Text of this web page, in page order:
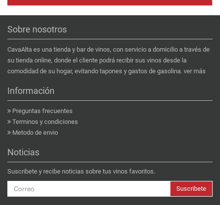
Sobre nosotros
CavaAlta es una tienda y bar de vinos, con servicio a domicilio a través de
su tienda online, donde el cliente podrá recibir sus vinos desde la
comodidad de su hogar, evitando tapones y gastos de gasolina. ver más
Información
Preguntas frecuentes
Terminos y condiciones
Metodo de envio
Noticias
Suscribete y recibe noticias sobre tus vinos favoritos.
Suscribete